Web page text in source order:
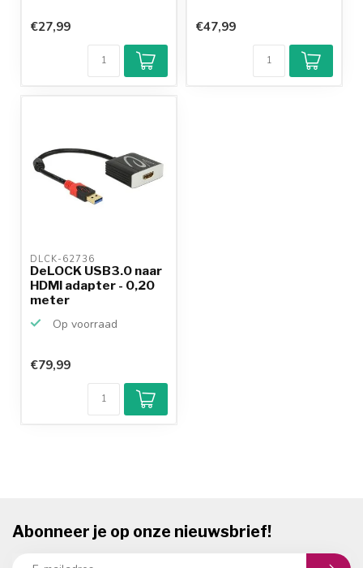
€27,99 €47,99
DLCK-62736
DeLOCK USB3.0 naar
HDMI adapter - 0,20
meter
Op voorraad
€79,99
Abonneer je op onze nieuwsbrief!